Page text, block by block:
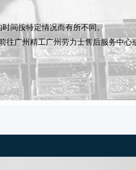
间按特定情况而有所不同。
广州精工广州劳力士售后服务中心